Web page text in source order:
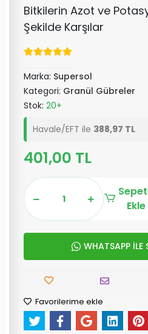
Bitkilerin Azot ve
Şekilde Karşılar
Marka: Supersol
Kategori: Granül Gübreler
Stok: 20+
Havale/EFT ile 388,97 TL
401,00 TL
Ekle
WHATSAPP İLE
Favorilerime ekle